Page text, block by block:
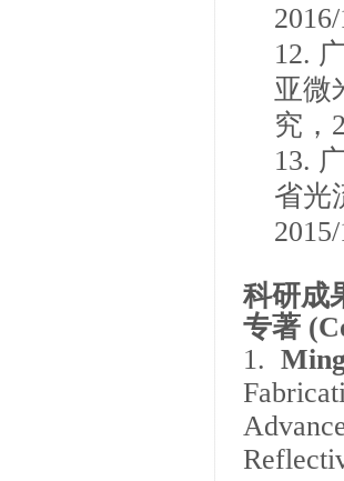
12.
亚微
究，
13.
省光
科研成
专著
1.